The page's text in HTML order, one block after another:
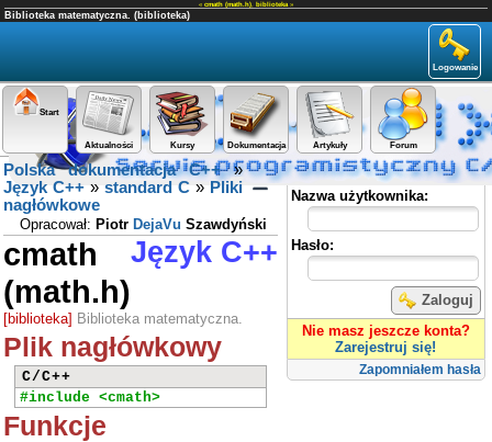
« cmath (math.h) biblioteka »
Biblioteka matematyczna. (biblioteka)
Logowanie
Start
Aktualności Kursy Dokumentacja Artykuły Forum
Panel użytkownika
Nazwa użytkownika:
Hasło:
Zaloguj
Nie masz jeszcze konta?
Zarejestruj się!
Zapomniałem hasła
Polska dokumentacja C++»
Język C++ » standard C » Pliki
nagłówkowe
Opracował: Piotr DejaVu Szawdyński
Język C++
cmath
(math.h)
[biblioteka] Biblioteka matematyczna.
Plik nagłówkowy
C/C++
#include <cmath>
Funkcje